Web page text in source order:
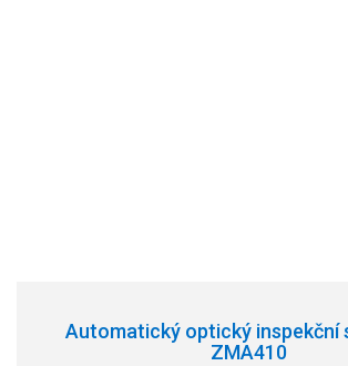
Automatický optický inspekční
ZMA410